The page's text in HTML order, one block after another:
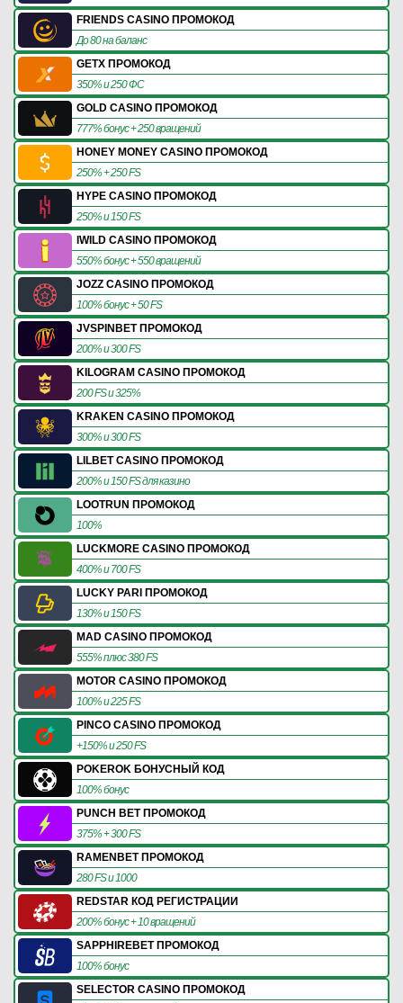
FRIENDS CASINO ПРОМОКОД
До 80 на баланс
GETX ПРОМОКОД
350% и 250 ФС
GOLD CASINO ПРОМОКОД
777% бонус + 250 вращений
HONEY MONEY CASINO ПРОМОКОД
250% + 250 FS
HYPE CASINO ПРОМОКОД
250% и 150 FS
IWILD CASINO ПРОМОКОД
550% бонус + 550 вращений
JOZZ CASINO ПРОМОКОД
100% бонус + 50 FS
JVSPINBET ПРОМОКОД
200% и 300 FS
KILOGRAM CASINO ПРОМОКОД
200 FS и 325%
KRAKEN CASINO ПРОМОКОД
300% и 300 FS
LILBET CASINO ПРОМОКОД
200% и 150 FS для казино
LOOTRUN ПРОМОКОД
100%
LUCKMORE CASINO ПРОМОКОД
400% и 700 FS
LUCKY PARI ПРОМОКОД
130% и 150 FS
MAD CASINO ПРОМОКОД
555% плюс 380 FS
MOTOR CASINO ПРОМОКОД
100% и 225 FS
PINCO CASINO ПРОМОКОД
+150% и 250 FS
POKEROK БОНУСНЫЙ КОД
100% бонус
PUNCH BET ПРОМОКОД
375% + 300 FS
RAMENBET ПРОМОКОД
280 FS и 1000
REDSTAR КОД РЕГИСТРАЦИИ
200% бонус + 10 вращений
SAPPHIREBET ПРОМОКОД
100% бонус
SELECTOR CASINO ПРОМОКОД